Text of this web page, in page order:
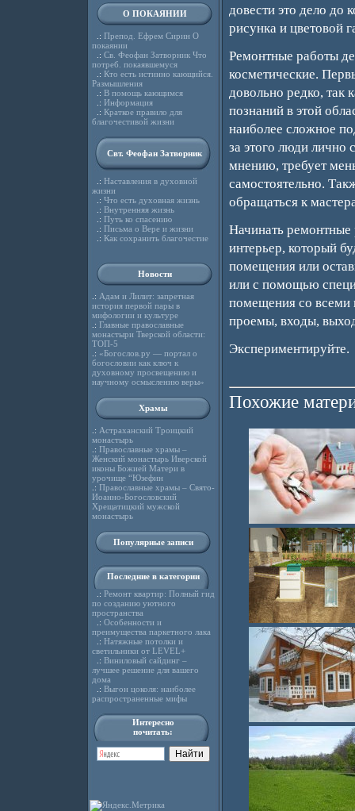
О ПОКАЯНИИ
.: Препод. Ефрем Сирин О
покаянии
.: Св. Феофан Затворник Что
потреб. покаявшемуся
.: Кто есть истинно кающийся.
Размышления
.: В помощь кающимся
.: Информация
.: Краткое правило для
благочестивой жизни
Свт. Феофан Затворник
.: Наставления в духовной
жизни
.: Что есть духовная жизнь
.: Внутренняя жизнь
.: Путь ко спасению
.: Письма о Вере и жизни
.: Как сохранить благочестие
Новости
.: Адам и Лилит: запретная
история первой пары в
мифологии и культуре
.: Главные православные
монастыри Тверской области:
ТОП-5
.: «Богослов.ру — портал о
богословии как ключ к
духовному просвещению и
научному осмыслению веры»
Храмы
.: Астраханский Троицкий
монастырь
.: Православные храмы –
Женский монастырь Иверской
иконы Божией Матери в
урочище “Юзефин
.: Православные храмы – Свято-
Иоанно-Богословский
Хрещатицкий мужской
монастырь
Популярные записи
Последние в категории
.: Ремонт квартир: Полный гид
по созданию уютного
пространства
.: Особенности и
преимущества паркетного лака
.: Натяжные потолки и
светильники от LEVEL+
.: Виниловый сайдинг –
лучшее решение для вашего
дома
.: Выгон цоколя: наиболее
распространенные мифы
Интересно
почитать:
довести это дело до
рисунка и цветовой
Ремонтные работы
косметические.
довольно редко, так
познаний в этой
наиболее сложное
за этого люди лично
мнению, требует
самостоятельно.
обращаться к
Начинать ремонтные
интерьер, который
помещения или
или с помощью
помещения со всеми
проемы, входы,
Экспериментируйте.
Похожие